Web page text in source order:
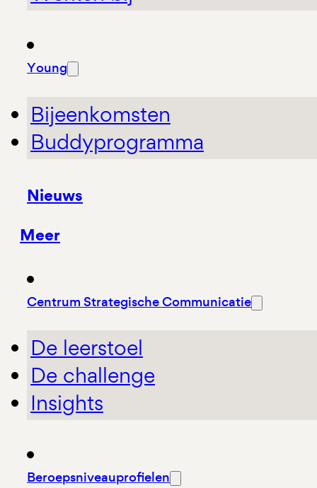
Young
Bijeenkomsten
Buddyprogramma
Nieuws
Meer
Centrum Strategische Communicatie
De leerstoel
De challenge
Insights
Beroepsniveauprofielen